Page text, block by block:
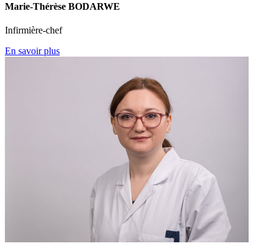
Marie-Thérèse BODARWE
Infirmière-chef
En savoir plus